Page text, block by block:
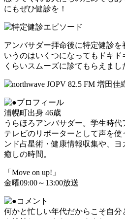
にもぜひ健診を！
アンバサダー拝命後に特定健診を
いうのはいくつになってもドキ
くらいスムーズに診てもらえまし
浦幌町出身 46歳
うらほろアンバサダー。学生時代
テレビのリポーターとして声を使
ンド占星術・健康情報収集や、
癒しの時間。
「Move on up!」
金曜09:00～13:00放送
何かと忙しい年代だからこそ自